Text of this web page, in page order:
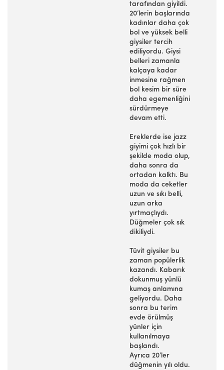
tarafından giyildi.
20’lerin başlarında
kadınlar daha çok
bol ve yüksek belli
giysiler tercih
ediliyordu. Giysi
belleri zamanla
kalçaya kadar
inmesine rağmen
bol kesim bir süre
daha egemenliğini
sürdürmeye
devam etti.
Ereklerde ise jazz
giyimi çok hızlı bir
şekilde moda olup,
daha sonra da
ortadan kalktı. Bu
moda da ceketler
uzun ve sıkı belli,
uzun arka
yırtmaçlıydı.
Düğmeler çok sık
dikiliydi.
Tüvit giysiler bu
zaman popülerlik
kazandı. Kabarık
dokunmuş yünlü
kumaş anlamına
geliyordu. Daha
sonra bu terim
evde örülmüş
yünler için
kullanılmaya
başlandı.
Ayrıca 20’ler
düğmenin yılı oldu.